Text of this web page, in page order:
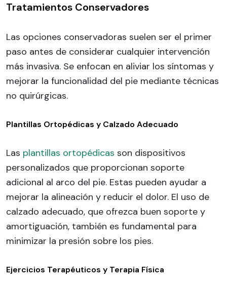
Tratamientos Conservadores
Las opciones conservadoras suelen ser el primer
paso antes de considerar cualquier intervención
más invasiva. Se enfocan en aliviar los síntomas y
mejorar la funcionalidad del pie mediante técnicas
no quirúrgicas.
Plantillas Ortopédicas y Calzado Adecuado
Las plantillas ortopédicas son dispositivos
personalizados que proporcionan soporte
adicional al arco del pie. Estas pueden ayudar a
mejorar la alineación y reducir el dolor. El uso de
calzado adecuado, que ofrezca buen soporte y
amortiguación, también es fundamental para
minimizar la presión sobre los pies.
Ejercicios Terapéuticos y Terapia Física